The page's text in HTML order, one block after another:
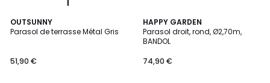
OUTSUNNY
Parasol de terrasse Métal Gris
51,90 €
4,2
/ 5
HAPPY GARDEN
Parasol droit, rond, Ø2,70m,
BANDOL
74,90 €